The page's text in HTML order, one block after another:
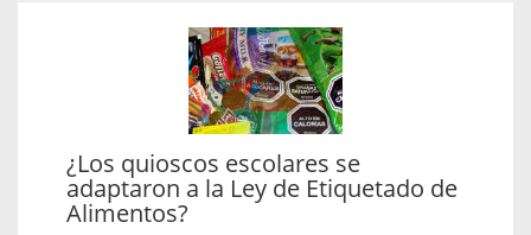
¿Los quioscos escolares se
adaptaron a la Ley de Etiquetado de
Alimentos?